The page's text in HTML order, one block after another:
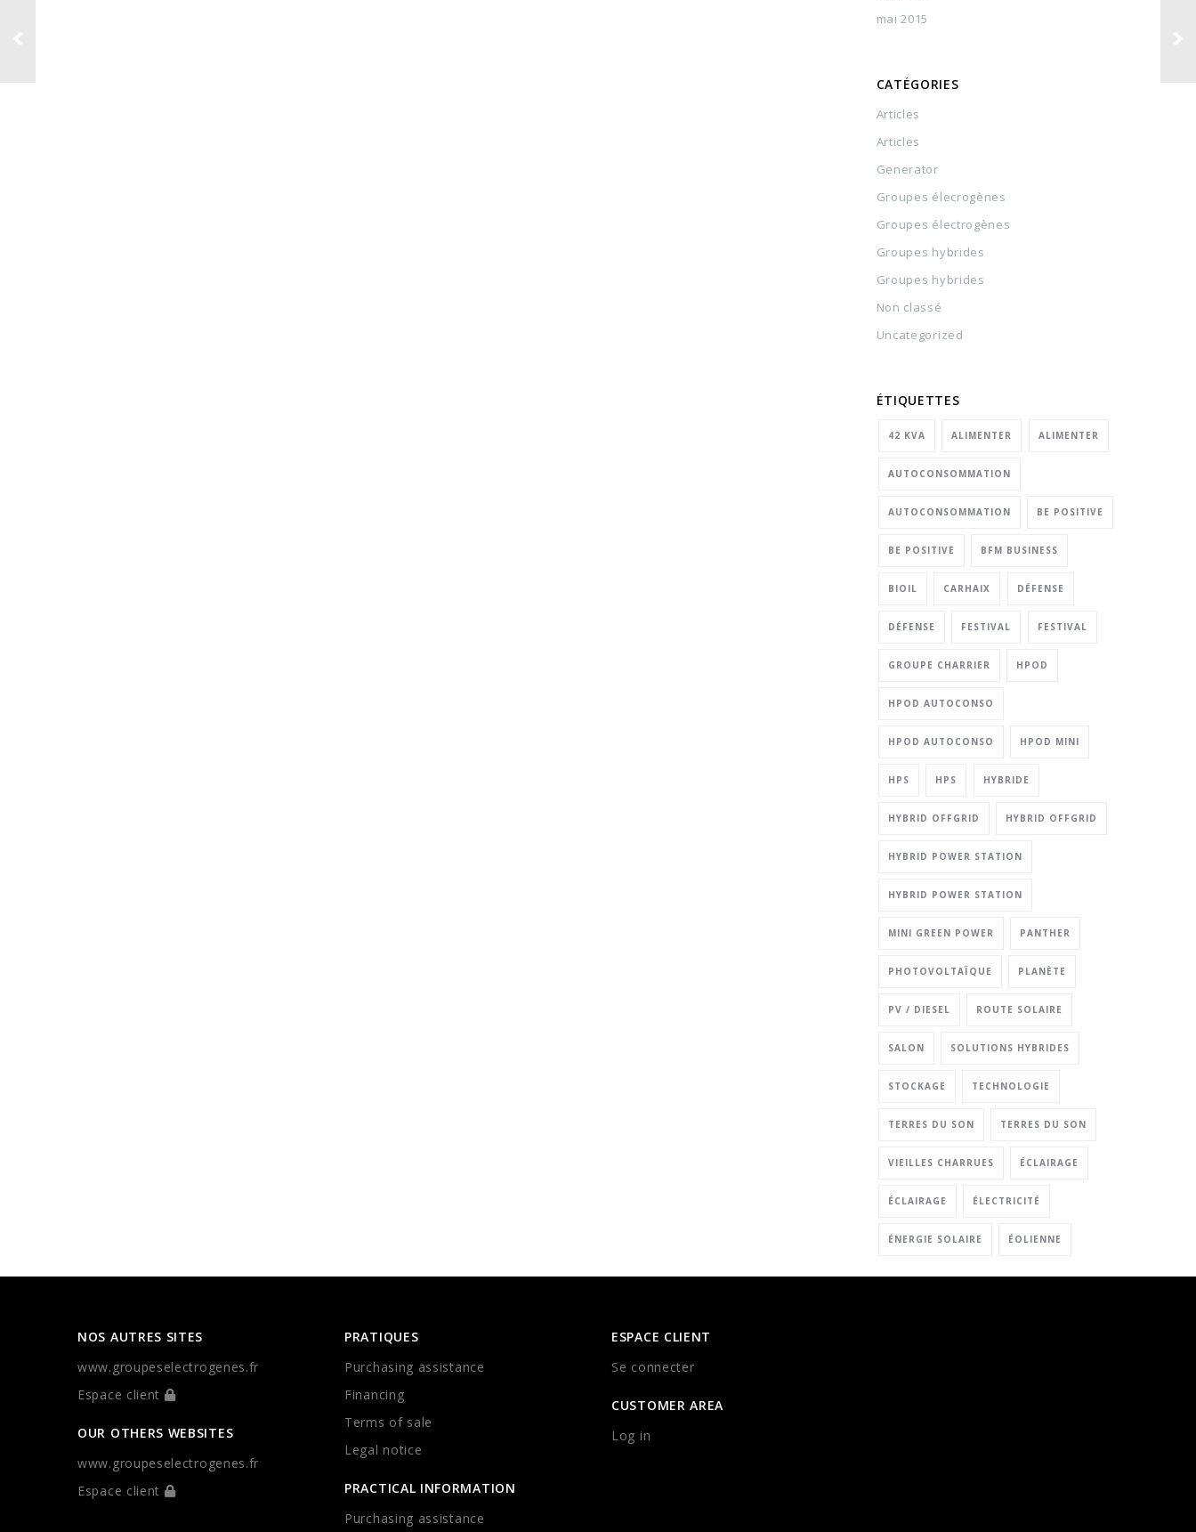
mai 2015
CATÉGORIES
Articles
Articles
Generator
Groupes élecrogènes
Groupes électrogènes
Groupes hybrides
Groupes hybrides
Non classé
Uncategorized
ÉTIQUETTES
42 KVA ALIMENTER ALIMENTER
AUTOCONSOMMATION
AUTOCONSOMMATION BE POSITIVE
BE POSITIVE BFM BUSINESS
BIOIL CARHAIX DÉFENSE
DÉFENSE FESTIVAL FESTIVAL
GROUPE CHARRIER HPOD
HPOD AUTOCONSO
HPOD AUTOCONSO HPOD MINI
HPS HPS HYBRIDE
HYBRID OFFGRID HYBRID OFFGRID
HYBRID POWER STATION
HYBRID POWER STATION
MINI GREEN POWER PANTHER
PHOTOVOLTAÏQUE PLANÈTE
PV / DIESEL ROUTE SOLAIRE
SALON SOLUTIONS HYBRIDES
STOCKAGE TECHNOLOGIE
TERRES DU SON TERRES DU SON
VIEILLES CHARRUES ÉCLAIRAGE
ÉCLAIRAGE ÉLECTRICITÉ
ÉNERGIE SOLAIRE ÉOLIENNE
NOS AUTRES SITES
www.groupeselectrogenes.fr
Espace client
OUR OTHERS WEBSITES
www.groupeselectrogenes.fr
Espace client
PRATIQUES
Purchasing assistance
Financing
Terms of sale
Legal notice
PRACTICAL INFORMATION
Purchasing assistance
ESPACE CLIENT
Se connecter
CUSTOMER AREA
Log in